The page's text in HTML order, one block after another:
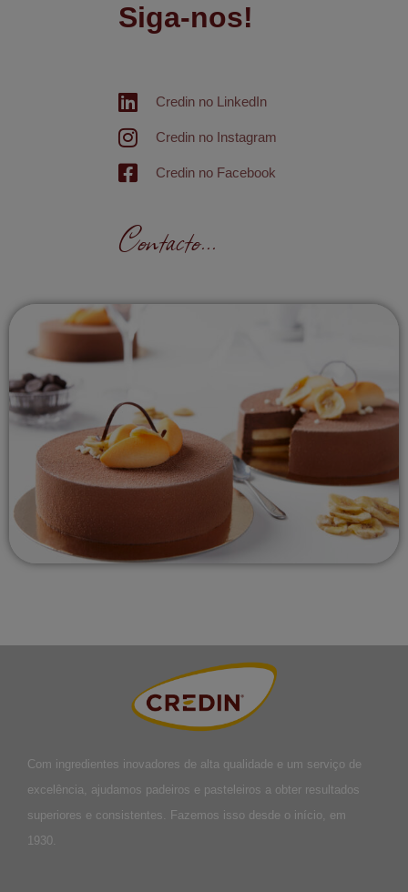
Siga-nos!
Credin no LinkedIn
Credin no Instagram
Credin no Facebook
Contacto...
Com ingredientes inovadores de alta qualidade e um serviço de
excelência, ajudamos padeiros e pasteleiros a obter resultados
superiores e consistentes. Fazemos isso desde o início, em
1930.